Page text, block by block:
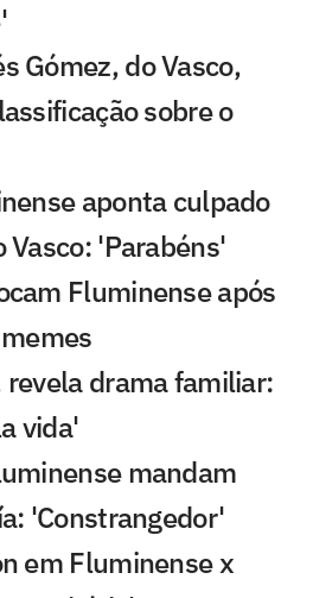
Gómez, do Vasco,
sobre o
aponta culpado
Vasco: 'Parabéns'
Fluminense após
revela drama familiar:
vida'
mandam
'Constrangedor'
em Fluminense x